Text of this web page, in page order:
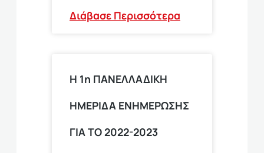
Διάβασε Περισσότερα
Η 1η ΠΑΝΕΛΛΑΔΙΚΗ
ΗΜΕΡΙΔΑ ΕΝΗΜΕΡΩΣΗΣ
ΓΙΑ ΤΟ 2022-2023